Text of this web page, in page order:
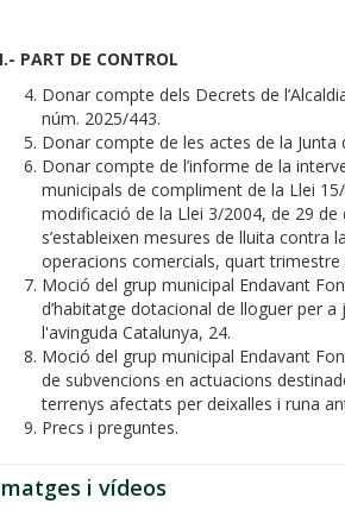
PART DE CONTROL
Donar compte dels Decrets de
núm. 2025/443.
Donar compte de les actes de la Junta
Donar compte de l’informe de la
municipals de compliment de la Llei
modificació de la Llei 3/2004, de 29 de
s’estableixen mesures de lluita contra
operacions comercials, quart trimestre
Moció del grup municipal Endavant
d’habitatge dotacional de lloguer per a
l'avinguda Catalunya, 24.
Moció del grup municipal Endavant
de subvencions en actuacions
terrenys afectats per deixalles i runa
Precs i preguntes.
i vídeos